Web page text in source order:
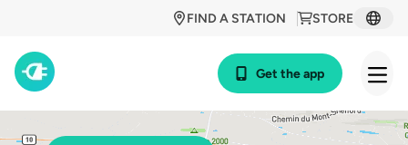
STORE
FIND A STATION
Get the app